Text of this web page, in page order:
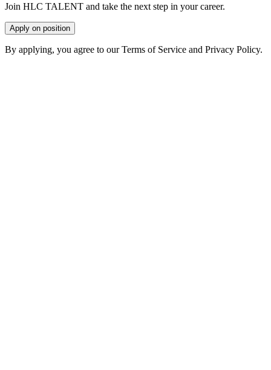
Join HLC TALENT and take the next step in your career.
Apply on position
By applying, you agree to our Terms of Service and Privacy Policy.